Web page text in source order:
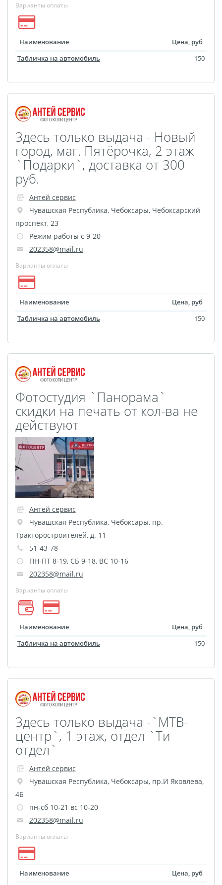
Меню для баров и
ресторанов
Плакаты и постеры
Печать на пленке,
наклейки
Печать на бэклите
Печать на холсте
Оформление картин
Папки
Печать подарочных
сертификатов
Холст-Декор на
подрамнике
Выпускные виньетки
Рамки
Багет
Портрет ветерана
Бокс для карточек
Инстамагнит
(упаковка)
Вышивка на бейсболке
Воздушные шары
Портсигар
Портмоне
Расписание уроков
Фотокубик
Печать файлов
Листовая печать
Плакат мечты
Фотогравировка
Табличка Instagram
Детская метрика
Валентинки
Коробки для кружек
Коробки для футболок
Коробки для пазлов
Сумки подарочные
Фото на дереве
Светильник с фото
Косметичка
Детские футболки
Оживающие
фотографии
Перекидной на
подставке
Спортивные бутылки
Мини-стелла
Фото на пенокартоне в
стиле love
Фотосветильники
Оживающие
фотографии
Оживающая футболка
Варианты оплаты
Наименование
Цена, руб
Табличка на автомобиль
150
Здесь только выдача - Новый
город, маг. Пятёрочка, 2 этаж
`Подарки`, доставка от 300
руб.
Антей сервис
Чувашская Республика, Чебоксары, Чебоксарский
проспект, 23
Режим работы с 9-20
202358@mail.ru
Варианты оплаты
Наименование
Цена, руб
Табличка на автомобиль
150
Фотостудия `Панорама`
скидки на печать от кол-ва не
действуют
Антей сервис
Чувашская Республика, Чебоксары, пр.
Тракторостроителей, д. 11
51-43-78
ПН-ПТ 8-19, СБ 9-18, ВС 10-16
202358@mail.ru
Варианты оплаты
Наименование
Цена, руб
Табличка на автомобиль
150
Здесь только выдача -`МТВ-
центр`, 1 этаж, отдел `Ти
отдел`
Антей сервис
Чувашская Республика, Чебоксары, пр.И Яковлева,
4Б
пн-сб 10-21 вс 10-20
202358@mail.ru
Варианты оплаты
Наименование Цена, руб